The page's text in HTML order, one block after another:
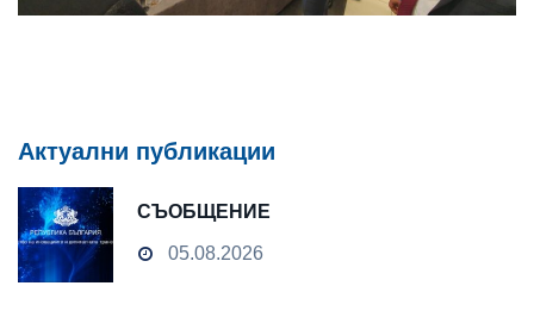
Актуални публикации
СЪОБЩЕНИЕ
05.08.2026